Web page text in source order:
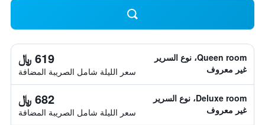
Queen room، نوع السرير
غير معروف
619 ﷼
سعر الليلة شامل الصريبة المضافة
Deluxe room، نوع السرير
غير معروف
682 ﷼
سعر الليلة شامل الصريبة المضافة